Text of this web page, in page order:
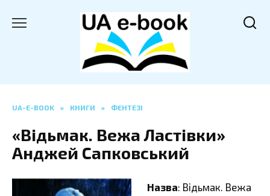
UA-E-BOOK » КНИГИ » ФЕНТЕЗІ
«Відьмак. Вежа Ластівки»
Анджей Сапковський
Назва: Відьмак. Вежа